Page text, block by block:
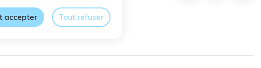
accepter Tout refuser